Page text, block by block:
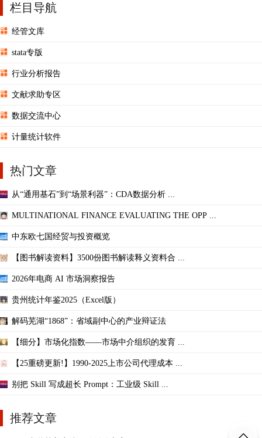
栏目导航
经管文库
stata专版
行业分析报告
文献求助专区
数据交流中心
计量统计软件
热门文章
从“通用基石”到“场景利器”：CDA数据分析 ...
MULTINATIONAL FINANCE EVALUATING THE OPP ...
中东欧七国经贸与投资概览
【图书解读资料】3500份图书解读释义资料合 ...
2026年电商 AI 市场洞察报告
贵州统计年鉴2025（Excel版）
解码芜湖“1868”：省域副中心的产业辩证法
【细分】市场化指数——市场中介组织的发育 ...
【25重磅更新!】1990-2025上市公司代理成本 ...
别把 Skill 写成超长 Prompt：工业级 Skill ...
推荐文章